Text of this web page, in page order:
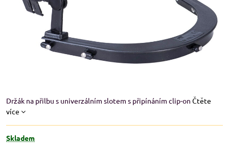
Držák na přilbu s univerzálním slotem s připínáním clip-on Čtěte
více
Skladem